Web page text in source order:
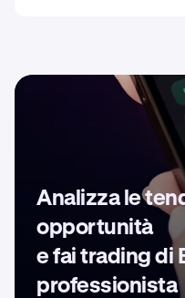
Analizza le
opportunità
e fai trading di
professionista